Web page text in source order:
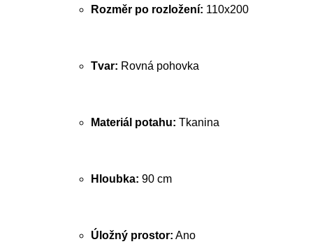
Rozměr po rozložení: 110x200
Tvar: Rovná pohovka
Materiál potahu: Tkanina
Hloubka: 90 cm
Úložný prostor: Ano